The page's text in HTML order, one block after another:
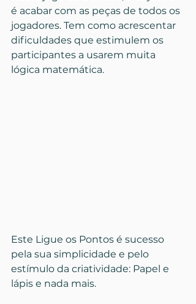
é acabar com as peças de todos os
jogadores. Tem como acrescentar
dificuldades que estimulem os
participantes a usarem muita
lógica matemática.
Este Ligue os Pontos é sucesso
pela sua simplicidade e pelo
estímulo da criatividade: Papel e
lápis e nada mais.